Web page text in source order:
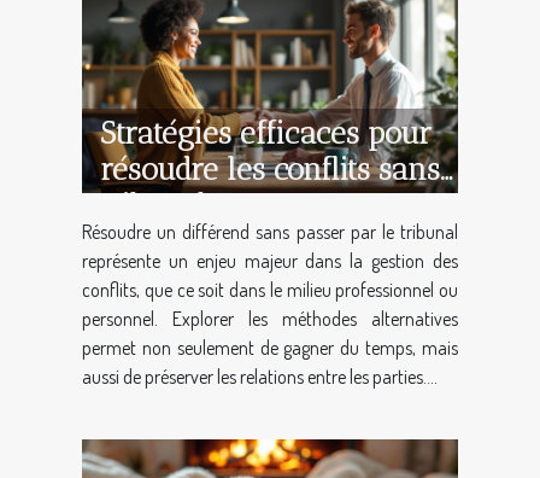
Stratégies efficaces pour
résoudre les conflits sans
tribunal
Résoudre un différend sans passer par le tribunal
représente un enjeu majeur dans la gestion des
conflits, que ce soit dans le milieu professionnel ou
personnel. Explorer les méthodes alternatives
permet non seulement de gagner du temps, mais
aussi de préserver les relations entre les parties....